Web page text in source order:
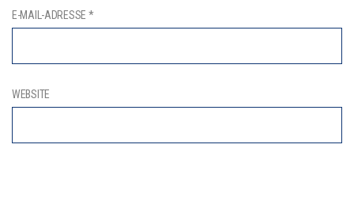
E-MAIL-ADRESSE *
WEBSITE